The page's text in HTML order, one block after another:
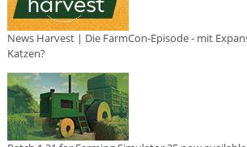
News Harvest | Die FarmCon-Episode - mit
Katzen?